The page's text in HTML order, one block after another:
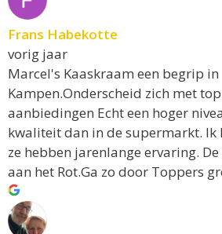
Frans Habekotte
vorig jaar
Marcel's Kaaskraam een begrip in
Kampen.Onderscheid zich met
aanbiedingen Echt een hoger
kwaliteit dan in de supermarkt. Ik
ze hebben jarenlange ervaring.
aan het Rot.Ga zo door Toppers